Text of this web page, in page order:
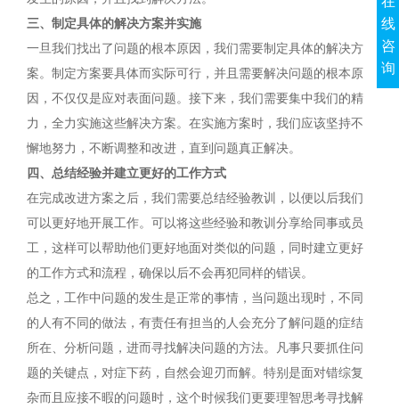
三、制定具体的解决方案并实施
一旦我们找出了问题的根本原因，我们需要制定具体的解决方
案。制定方案要具体而实际可行，并且需要解决问题的根本原
因，不仅仅是应对表面问题。接下来，我们需要集中我们的精
力，全力实施这些解决方案。在实施方案时，我们应该坚持不
懈地努力，不断调整和改进，直到问题真正解决。
四、总结经验并建立更好的工作方式
在完成改进方案之后，我们需要总结经验教训，以便以后我们
可以更好地开展工作。可以将这些经验和教训分享给同事或员
工，这样可以帮助他们更好地面对类似的问题，同时建立更好
的工作方式和流程，确保以后不会再犯同样的错误。
总之，工作中问题的发生是正常的事情，当问题出现时，不同
的人有不同的做法，有责任有担当的人会充分了解问题的症结
所在、分析问题，进而寻找解决问题的方法。凡事只要抓住问
题的关键点，对症下药，自然会迎刃而解。特别是面对错综复
杂而且应接不暇的问题时，这个时候我们更要理智思考寻找解
线
咨
询